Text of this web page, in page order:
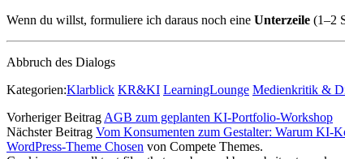
Wenn du willst, formuliere ich daraus noch eine Unterzeile (1–2
Abbruch des Dialogs
Kategorien:Klarblick KR&KI LearningLounge Medienkritik &
Vorheriger Beitrag AGB zum geplanten KI-Portfolio-Workshop
Nächster Beitrag Vom Konsumenten zum Gestalter: Warum KI-
WordPress-Theme Chosen von Compete Themes.